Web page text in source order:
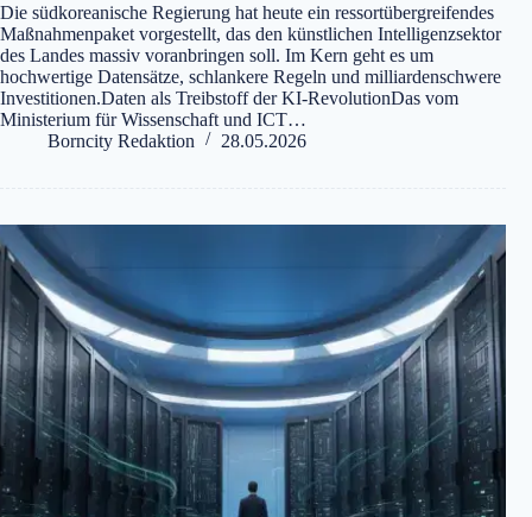
Die südkoreanische Regierung hat heute ein ressortübergreifendes
Maßnahmenpaket vorgestellt, das den künstlichen Intelligenzsektor
des Landes massiv voranbringen soll. Im Kern geht es um
hochwertige Datensätze, schlankere Regeln und milliardenschwere
Investitionen.Daten als Treibstoff der KI-RevolutionDas vom
Ministerium für Wissenschaft und ICT…
Borncity Redaktion
28.05.2026